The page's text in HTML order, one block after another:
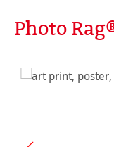
Photo
Bildergalerie